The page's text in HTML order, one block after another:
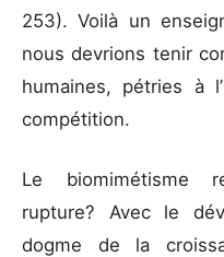
253). Voilà un
nous devrions tenir
humaines, pétries à
compétition.
Le biomimétisme
rupture? Avec le
dogme de la